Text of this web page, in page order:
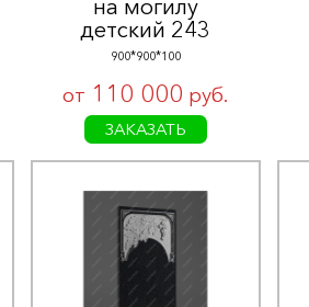
на могилу
детский 243
900*900*100
от 110 000 руб.
ЗАКАЗАТЬ